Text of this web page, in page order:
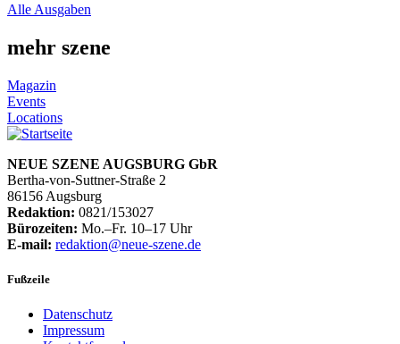
Alle Ausgaben
mehr szene
Magazin
Events
Locations
NEUE SZENE AUGSBURG GbR
Bertha-von-Suttner-Straße 2
86156 Augsburg
Redaktion: 0821/153027
Bürozeiten: Mo.–Fr. 10–17 Uhr
E-mail: redaktion@neue-szene.de
Fußzeile
Datenschutz
Impressum